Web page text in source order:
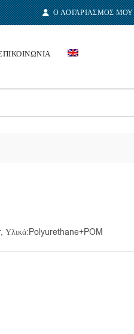
Ο ΛΟΓΑΡΙΑΣΜΟΣ ΜΟΥ
Υλικά:Polyurethane+POM